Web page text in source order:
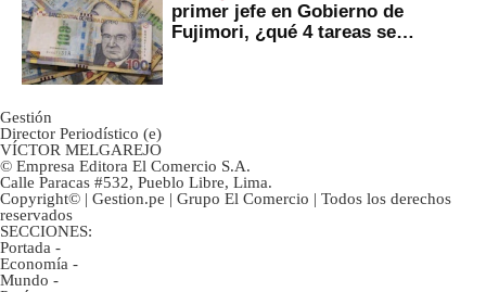
primer jefe en Gobierno de
Fujimori, ¿qué 4 tareas se
Gestión
Director Periodístico (e)
VÍCTOR MELGAREJO
© Empresa Editora El Comercio S.A.
Calle Paracas #532, Pueblo Libre, Lima.
Copyright© | Gestion.pe | Grupo El Comercio | Todos los derechos
reservados
SECCIONES:
Portada -
Economía -
Mundo -